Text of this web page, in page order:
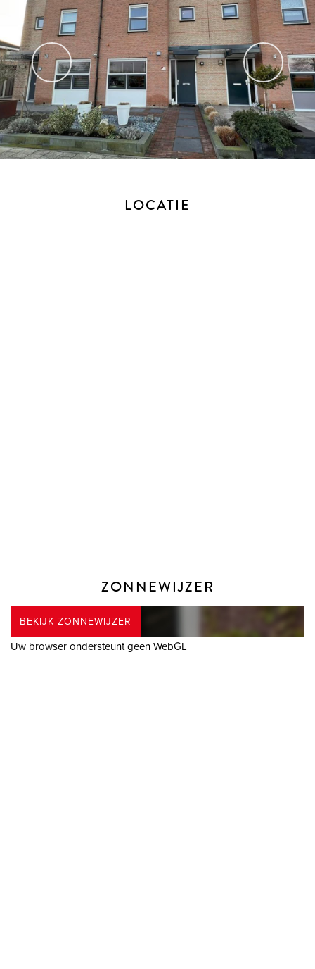
vorige
LOCATIE
ZONNEWIJZER
BEKIJK ZONNEWIJZER
Uw browser ondersteunt geen WebGL